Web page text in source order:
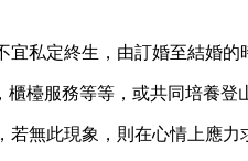
私定終生，由訂婚至結婚的
檯服務等等，或共同培養登
無此現象，則在心情上應